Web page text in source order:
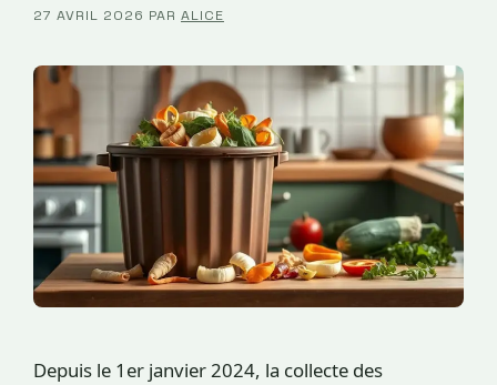
27 AVRIL 2026 PAR ALICE
Depuis le 1er janvier 2024, la collecte des